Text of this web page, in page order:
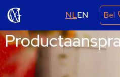
NLEN Bel